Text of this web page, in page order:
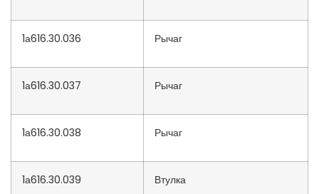
1а616.30.036 Рычаг
1а616.30.037 Рычаг
1а616.30.038 Рычаг
1а616.30.039 Втулка